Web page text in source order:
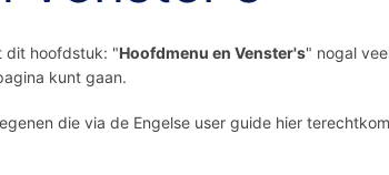
dit hoofdstuk: "Hoofdmenu en Venster's" nogal
kunt gaan.
die via de Engelse user guide hier